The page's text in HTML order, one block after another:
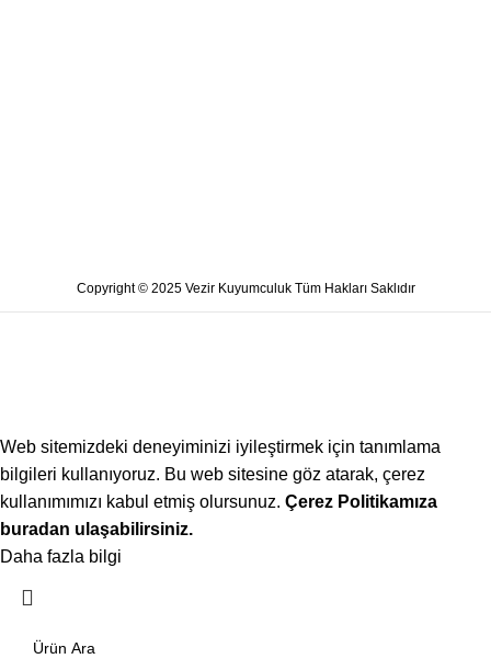
Copyright © 2025 Vezir Kuyumculuk Tüm Hakları Saklıdır
Web sitemizdeki deneyiminizi iyileştirmek için tanımlama
bilgileri kullanıyoruz. Bu web sitesine göz atarak, çerez
kullanımımızı kabul etmiş olursunuz. Çerez Politikamıza
buradan ulaşabilirsiniz.
Daha fazla bilgi